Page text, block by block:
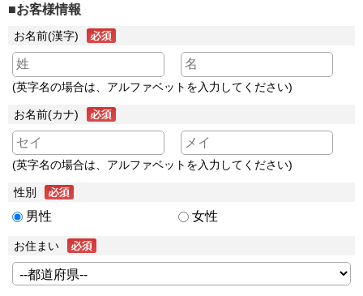
■お客様情報
お名前(漢字)
(英字名の場合は、アルファベットを入力してください)
お名前(カナ)
(英字名の場合は、アルファベットを入力してください)
性別
男性 女性
お住まい